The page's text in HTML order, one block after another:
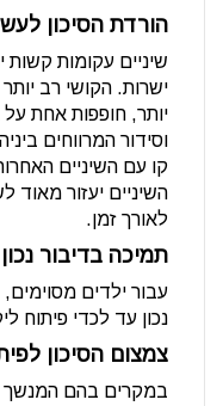
הורדת הסיכון
שיניים עקומות קשות
ישרות. הקושי רב
יותר, חופפות אחת על
וסידור המרווחים
קו עם השיניים
השיניים יעזור מאוד
לאורך זמן.
תמיכה בדיבור נכון
עבור ילדים
נכון עד לכדי פיתוח
צמצום הסיכון
במקרים בהם המנשך